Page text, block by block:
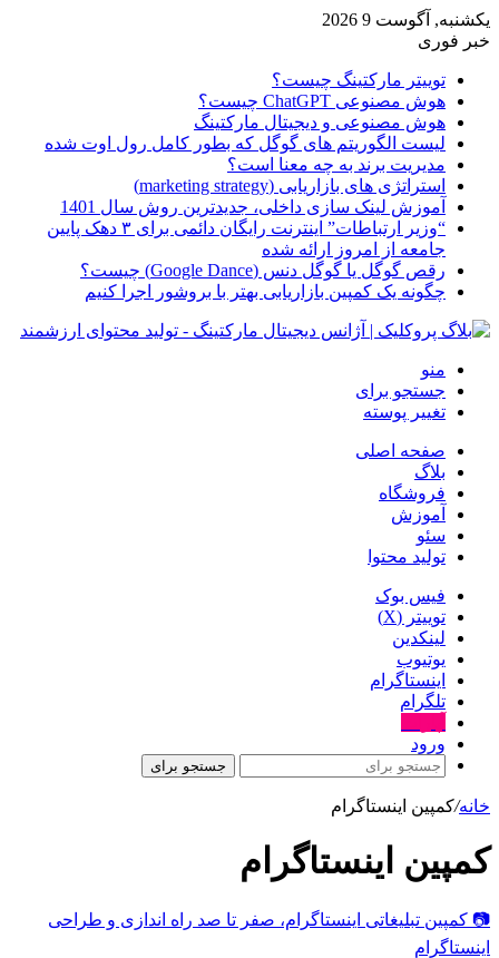
یکشنبه, آگوست 9 2026
خبر فوری
توییتر مارکتینگ چیست؟
هوش مصنوعی ChatGPT چیست؟
هوش مصنوعی و دیجیتال مارکتینگ
لیست الگوریتم های گوگل که بطور کامل رول اوت شده
مدیریت برند به چه معنا است؟
استراتژی های بازاریابی (marketing strategy)
آموزش لینک سازی داخلی، جدیدترین روش سال 1401
“وزیر ارتباطات” اینترنت رایگان دائمی برای ۳ دهک پایین
جامعه از امروز ارائه شده
رقص گوگل یا گوگل دنس (Google Dance) چیست؟
چگونه یک کمپین بازاریابی بهتر با بروشور اجرا کنیم
منو
جستجو برای
تغییر پوسته
صفحه اصلی
بلاگ
فروشگاه
آموزش
سئو
تولید محتوا
فیس بوک
توییتر (X)
لینکدین
یوتیوب
اینستاگرام
تلگرام
ورود
جستجو برای
خانه/کمپین اینستاگرام
کمپین اینستاگرام
📷 کمپین تبلیغاتی اینستاگرام، صفر تا صد راه اندازی و طراحی
اینستاگرام